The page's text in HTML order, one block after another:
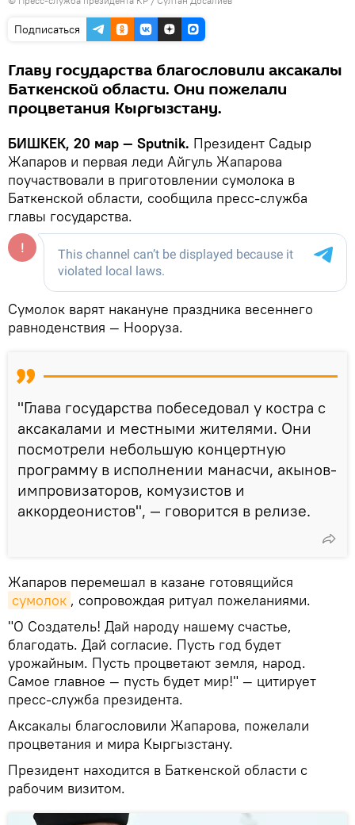
Подписаться
Главу государства благословили аксакалы
Баткенской области. Они пожелали
процветания Кыргызстану.
БИШКЕК, 20 мар — Sputnik. Президент Садыр
Жапаров и первая леди Айгуль Жапарова
поучаствовали в приготовлении сумолока в
Баткенской области, сообщила пресс-служба
главы государства.
Сумолок варят накануне праздника весеннего
равноденствия — Нооруза.
"Глава государства побеседовал у костра с
аксакалами и местными жителями. Они
посмотрели небольшую концертную
программу в исполнении манасчи, акынов-
импровизаторов, комузистов и
аккордеонистов", — говорится в релизе.
Жапаров перемешал в казане готовящийся
сумолок , сопровождая ритуал пожеланиями.
"О Создатель! Дай народу нашему счастье,
благодать. Дай согласие. Пусть год будет
урожайным. Пусть процветают земля, народ.
Самое главное — пусть будет мир!" — цитирует
пресс-служба президента.
Аксакалы благословили Жапарова, пожелали
процветания и мира Кыргызстану.
Президент находится в Баткенской области с
рабочим визитом.